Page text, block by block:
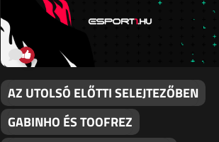
AZ UTOLSÓ ELŐTTI SELEJTEZŐBEN
GABINHO ÉS TOOFREZ